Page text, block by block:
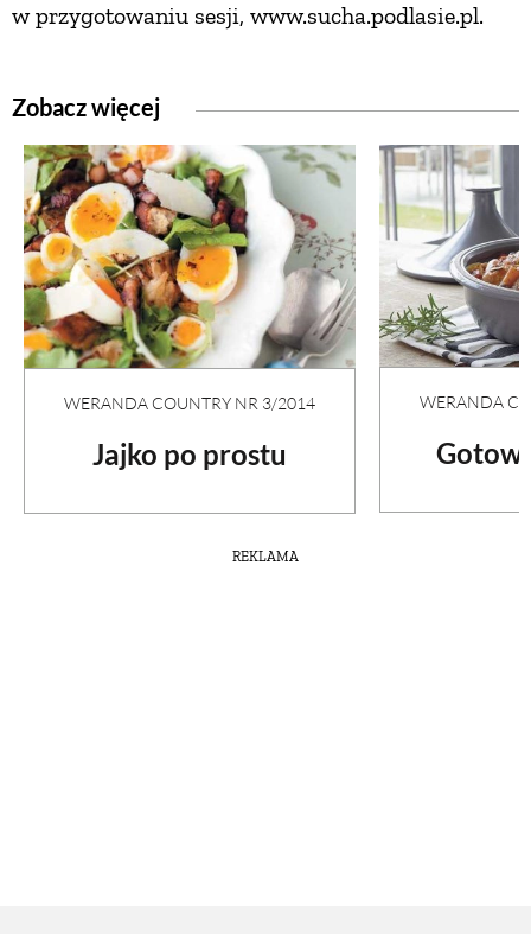
w przygotowaniu sesji, www.sucha.podlasie.pl.
Zobacz więcej
WERANDA COUNTRY NR 3/2014
Jajko po prostu
WERANDA
REKLAMA